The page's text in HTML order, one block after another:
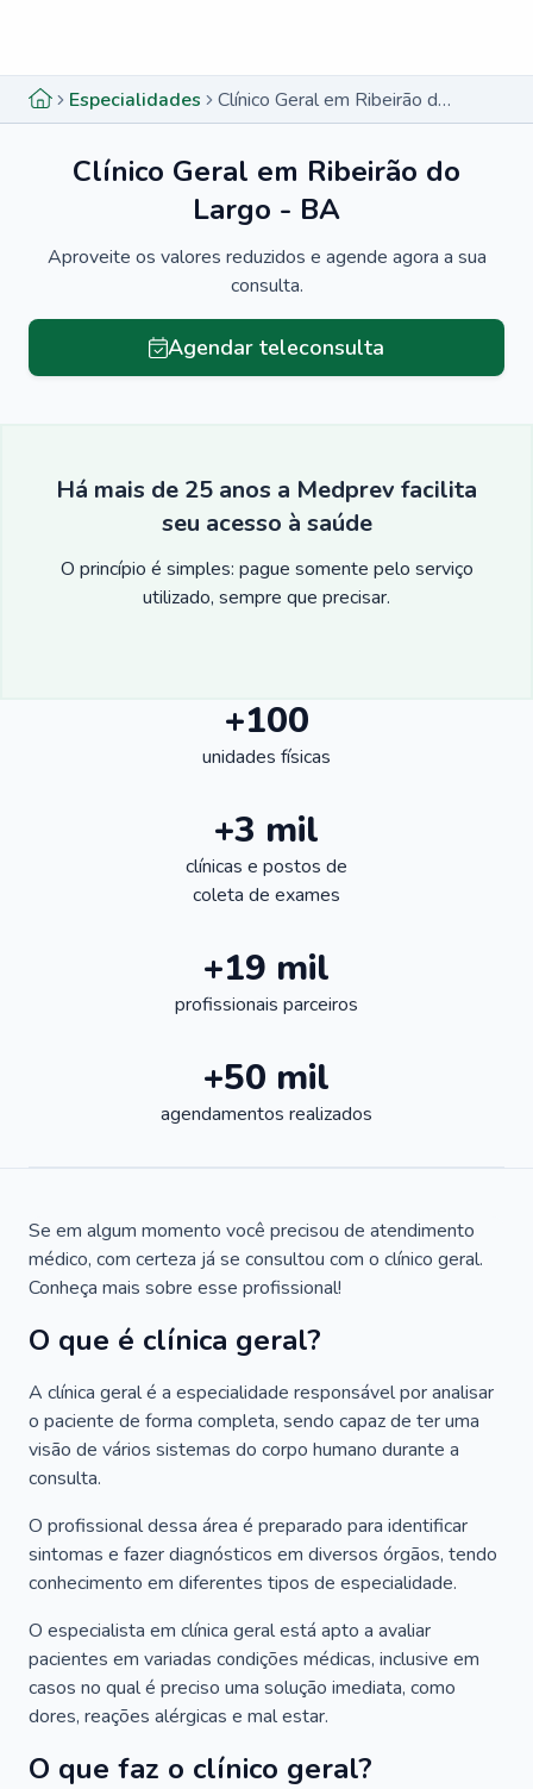
Especialidades Clínico Geral em Ribeirão do Largo - BA
Clínico Geral em Ribeirão do
Largo - BA
Aproveite os valores reduzidos e agende agora a sua
consulta.
Agendar teleconsulta
Há mais de 25 anos a Medprev facilita
seu acesso à saúde
O princípio é simples: pague somente pelo serviço
utilizado, sempre que precisar.
+100
unidades físicas
+3 mil
clínicas e postos de
coleta de exames
+19 mil
profissionais parceiros
+50 mil
agendamentos realizados
Se em algum momento você precisou de atendimento
médico, com certeza já se consultou com o clínico geral.
Conheça mais sobre esse profissional!
O que é clínica geral?
A clínica geral é a especialidade responsável por analisar
o paciente de forma completa, sendo capaz de ter uma
visão de vários sistemas do corpo humano durante a
consulta.
O profissional dessa área é preparado para identificar
sintomas e fazer diagnósticos em diversos órgãos, tendo
conhecimento em diferentes tipos de especialidade.
O especialista em clínica geral está apto a avaliar
pacientes em variadas condições médicas, inclusive em
casos no qual é preciso uma solução imediata, como
dores, reações alérgicas e mal estar.
O que faz o clínico geral?